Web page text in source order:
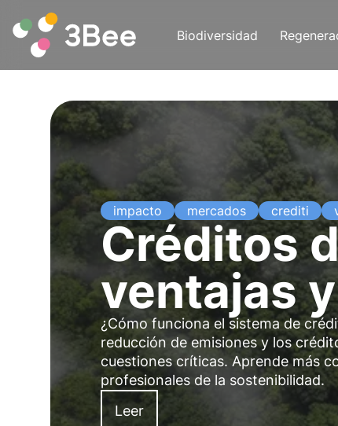
Biodiversidad
impacto mercados crediti
Créditos
ventajas
¿Cómo funciona el sistema de
reducción de emisiones y los
cuestiones críticas. Aprende más
profesionales de la sostenibilidad.
Leer